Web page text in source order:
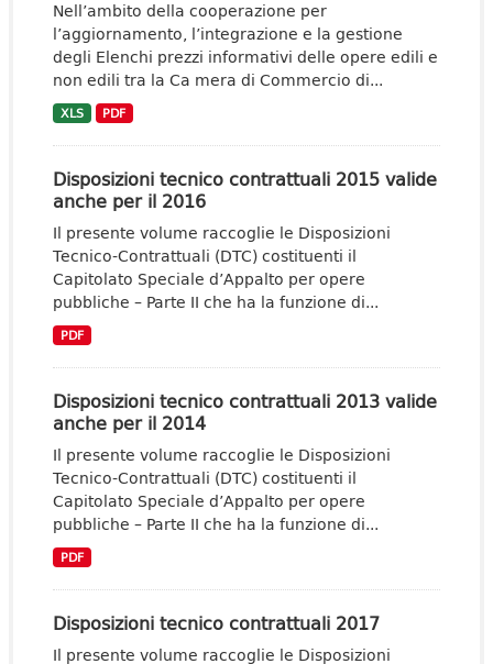
Nell’ambito della cooperazione per
l’aggiornamento, l’integrazione e la gestione
degli Elenchi prezzi informativi delle opere edili e
non edili tra la Ca mera di Commercio di...
XLS PDF
Disposizioni tecnico contrattuali 2015 valide
anche per il 2016
Il presente volume raccoglie le Disposizioni
Tecnico-Contrattuali (DTC) costituenti il
Capitolato Speciale d’Appalto per opere
pubbliche – Parte II che ha la funzione di...
PDF
Disposizioni tecnico contrattuali 2013 valide
anche per il 2014
Il presente volume raccoglie le Disposizioni
Tecnico-Contrattuali (DTC) costituenti il
Capitolato Speciale d’Appalto per opere
pubbliche – Parte II che ha la funzione di...
PDF
Disposizioni tecnico contrattuali 2017
Il presente volume raccoglie le Disposizioni